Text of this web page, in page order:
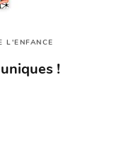
L'ENFANCE
!